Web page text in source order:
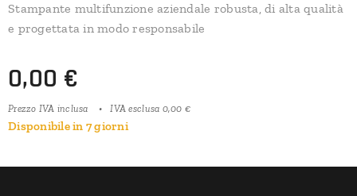
Stampante multifunzione aziendale robusta, di alta qualità
e progettata in modo responsabile
0,00 €
Prezzo IVA inclusa IVA esclusa 0,00 €
Disponibile in 7 giorni